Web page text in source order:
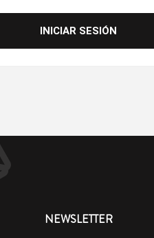
NEWSLETTER